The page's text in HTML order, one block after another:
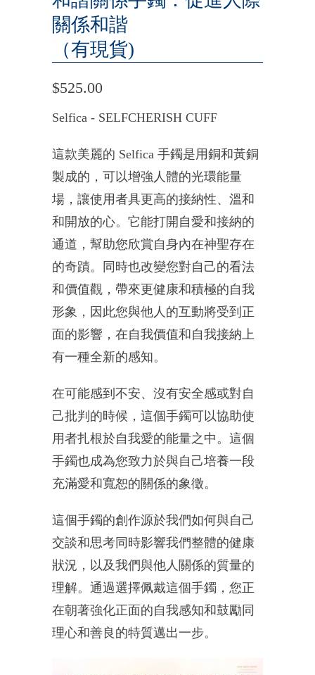
關係和諧
（有現貨)
$525.00
Selfica - SELFCHERISH CUFF
這款美麗的 Selfica 手鐲是用銅和黃銅
製成的，可以增強人體的光環能量
場，讓使用者具更高的接納性、溫和
和開放的心。它能打開自愛和接納的
通道，幫助您欣賞自身內在神聖存在
的奇蹟。同時也改變您對自己的看法
和價值觀，帶來更健康和積極的自我
形象，因此您與他人的互動將受到正
面的影響，在自我價值和自我接納上
有一種全新的感知。
在可能感到不安、沒有安全感或對自
己批判的時候，這個手鐲可以協助使
用者扎根於自我愛的能量之中。這個
手鐲也成為您致力於與自己培養一段
充滿愛和寬恕的關係的象徵。
這個手鐲的創作源於我們如何與自己
交談和思考同時影響我們整體的健康
狀況，以及我們與他人關係的質量的
理解。通過選擇佩戴這個手鐲，您正
在朝著強化正面的自我感知和鼓勵同
理心和善良的特質邁出一步。